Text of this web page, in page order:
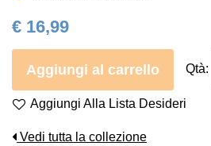
€ 16,99
Aggiungi al carrello Qtà:
Aggiungi Alla Lista Desideri
Vedi tutta la collezione